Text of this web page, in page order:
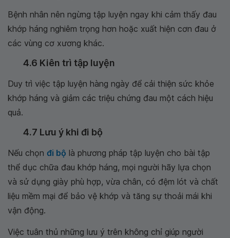
Bệnh nhân nên ngừng tập luyện ngay khi cảm thấy đau
khớp háng nghiêm trọng hơn hoặc xuất hiện cơn đau ở
các vùng cơ xương khác.
4.6 Kiên trì tập luyện
Duy trì việc tập luyện hàng ngày để cải thiện sức khỏe
khớp háng và giảm các triệu chứng đau một cách hiệu
quả.
4.7 Lưu ý khi đi bộ
Nếu chọn đi bộ là phương pháp tập luyện cho bài tập
thể dục chữa đau khớp háng, mọi người hãy lựa chọn
và sử dụng giày phù hợp, vừa chân, có đệm lót và chất
liệu mềm mại để bảo vệ khớp và tăng sự thoải mái khi
vận động.
Việc tuân thủ những lưu ý trên không chỉ giúp người